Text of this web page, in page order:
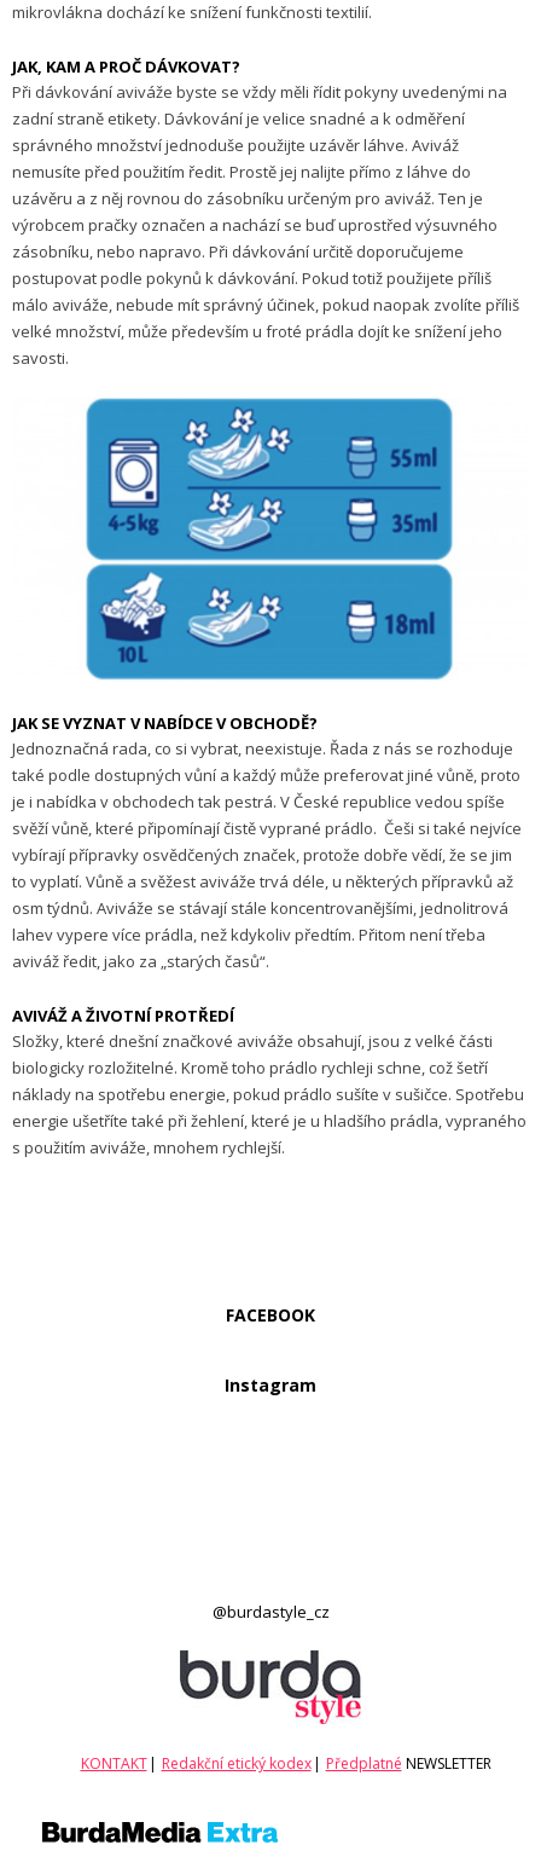
mikrovlákna dochází ke snížení funkčnosti textilií.
JAK, KAM A PROČ DÁVKOVAT?
Při dávkování aviváže byste se vždy měli řídit pokyny uvedenými na
zadní straně etikety. Dávkování je velice snadné a k odměření
správného množství jednoduše použijte uzávěr láhve. Aviváž
nemusíte před použitím ředit. Prostě jej nalijte přímo z láhve do
uzávěru a z něj rovnou do zásobníku určeným pro aviváž. Ten je
výrobcem pračky označen a nachází se buď uprostřed výsuvného
zásobníku, nebo napravo. Při dávkování určitě doporučujeme
postupovat podle pokynů k dávkování. Pokud totiž použijete příliš
málo aviváže, nebude mít správný účinek, pokud naopak zvolíte příliš
velké množství, může především u froté prádla dojít ke snížení jeho
savosti.
JAK SE VYZNAT V NABÍDCE V OBCHODĚ?
Jednoznačná rada, co si vybrat, neexistuje. Řada z nás se rozhoduje
také podle dostupných vůní a každý může preferovat jiné vůně, proto
je i nabídka v obchodech tak pestrá. V České republice vedou spíše
svěží vůně, které připomínají čistě vyprané prádlo. Češi si také nejvíce
vybírají přípravky osvědčených značek, protože dobře vědí, že se jim
to vyplatí. Vůně a svěžest aviváže trvá déle, u některých přípravků až
osm týdnů. Aviváže se stávají stále koncentrovanějšími, jednolitrová
lahev vypere více prádla, než kdykoliv předtím. Přitom není třeba
aviváž ředit, jako za „starých časů“.
AVIVÁŽ A ŽIVOTNÍ PROTŘEDÍ
Složky, které dnešní značkové aviváže obsahují, jsou z velké části
biologicky rozložitelné. Kromě toho prádlo rychleji schne, což šetří
náklady na spotřebu energie, pokud prádlo sušíte v sušičce. Spotřebu
energie ušetříte také při žehlení, které je u hladšího prádla, vypraného
s použitím aviváže, mnohem rychlejší.
FACEBOOK
Instagram
@burdastyle_cz
KONTAKT | Redakční etický kodex | Předplatné NEWSLETTER